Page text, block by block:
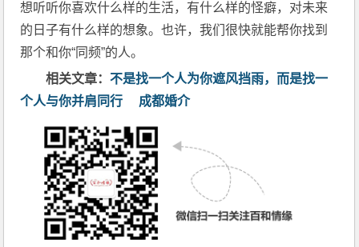
想听听你喜欢什么样的生活，有什么样的怪癖，对未来
的日子有什么样的想象。也许，我们很快就能帮你找到
那个和你“同频”的人。
相关文章：不是找一个人为你遮风挡雨，而是找一
个人与你并肩同行
成都婚介